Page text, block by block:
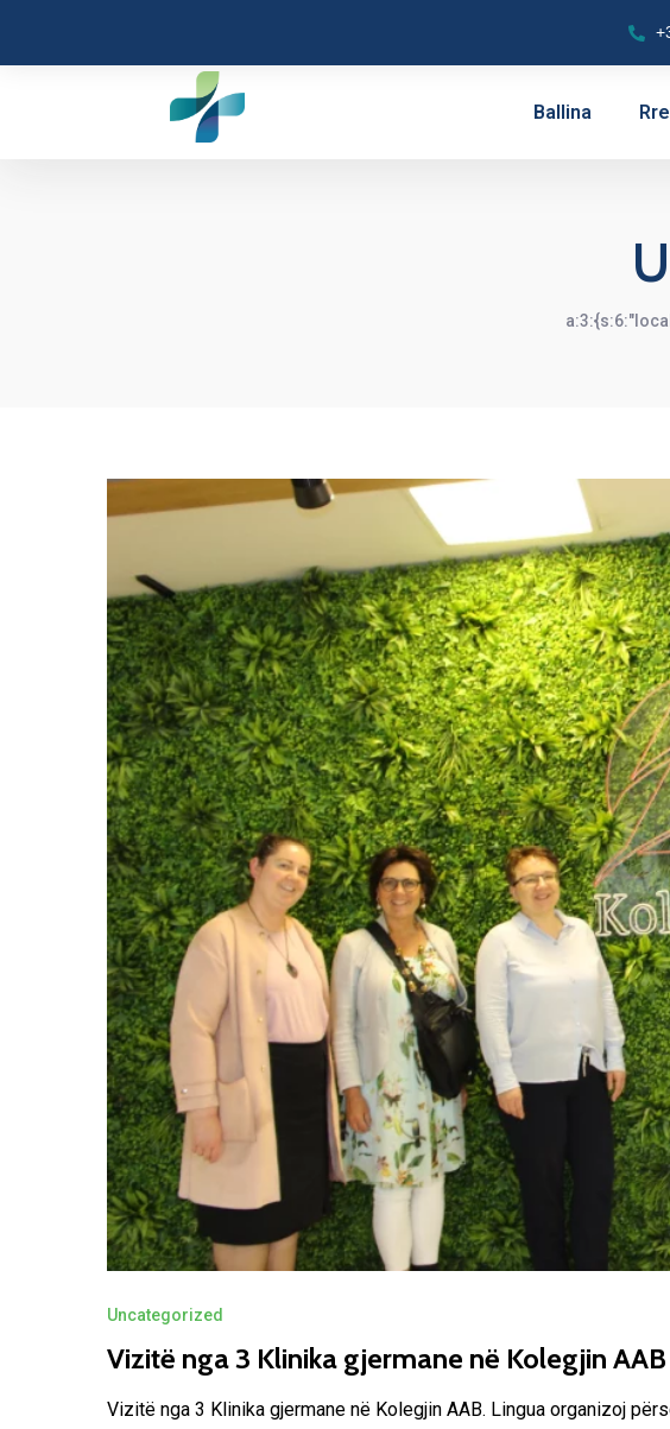
Ballina
Uncategorized
Vizitë nga 3 Klinika gjermane në Kolegjin AAB
Vizitë nga 3 Klinika gjermane në Kolegjin AAB. Lingua organizoj